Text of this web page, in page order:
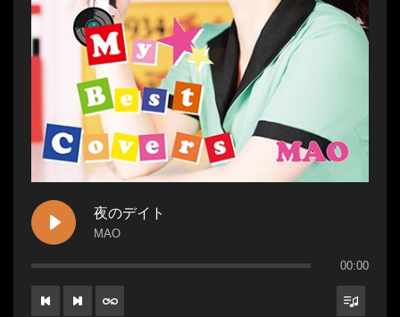
夜のデイト
MAO
00:00